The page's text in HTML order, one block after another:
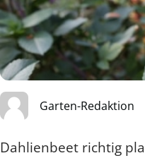
Garten-Redaktion
Dahlienbeet richtig